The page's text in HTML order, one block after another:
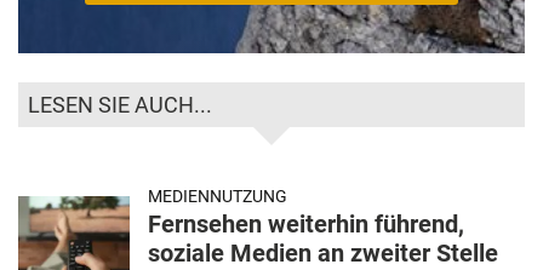
LESEN SIE AUCH...
MEDIENNUTZUNG
Fernsehen weiterhin führend,
soziale Medien an zweiter Stelle